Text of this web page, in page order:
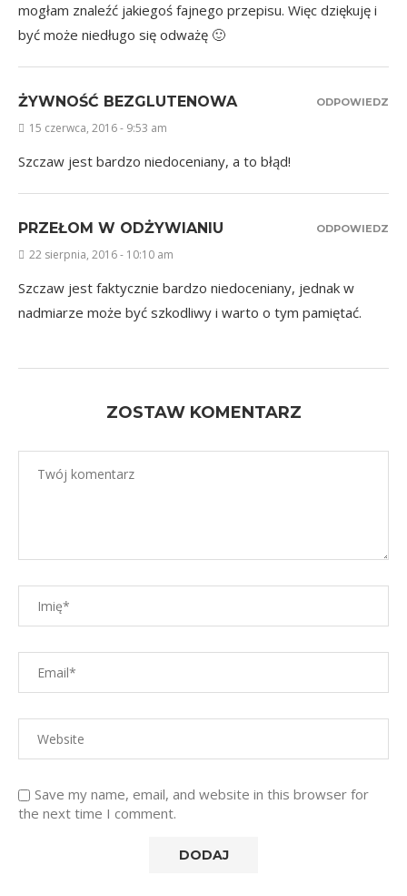
mogłam znaleźć jakiegoś fajnego przepisu. Więc dziękuję i
być może niedługo się odważę 🙂
ŻYWNOŚĆ BEZGLUTENOWA
15 czerwca, 2016 - 9:53 am
Szczaw jest bardzo niedoceniany, a to błąd!
ODPOWIEDZ
PRZEŁOM W ODŻYWIANIU
22 sierpnia, 2016 - 10:10 am
Szczaw jest faktycznie bardzo niedoceniany, jednak w
nadmiarze może być szkodliwy i warto o tym pamiętać.
ODPOWIEDZ
ZOSTAW KOMENTARZ
Save my name, email, and website in this browser for
the next time I comment.